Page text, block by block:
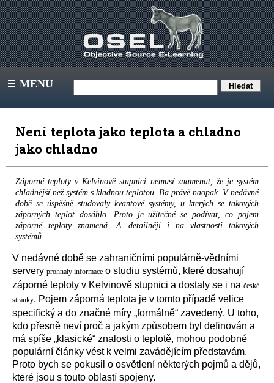
III MENU
Není teplota jako teplota a chladno
jako chladno
Záporné teploty v Kelvinově stupnici nemusí znamenat, že je systém
chladnější než systém s kladnou teplotou. Ba právě naopak. V nedávné
době se úspěšně studovaly kvantové systémy, u kterých se takových
záporných teplot dosáhlo. Proto je užitečné se podívat, co pojem
záporné teploty znamená. A detailněji i na vlastnosti takových
systémů.
V nedávné době se zahraničními populárně-vědními
servery prohnaly informace o studiu systémů, které dosahují
záporné teploty v Kelvinově stupnici a dostaly se i na české
stránky. Pojem záporná teplota je v tomto případě velice
specifický a do značné míry „formálně“ zavedený. U toho,
kdo přesně neví proč a jakým způsobem byl definován a
má spíše „klasické“ znalosti o teplotě, mohou podobné
populární články vést k velmi zavádějícím představám.
Proto bych se pokusil o osvětlení některých pojmů a dějů,
které jsou s touto oblastí spojeny.